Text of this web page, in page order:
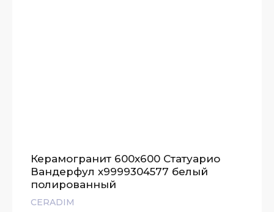
Керамогранит 600х600 Статуарио
Вандерфул х9999304577 белый
полированный
CERADIM